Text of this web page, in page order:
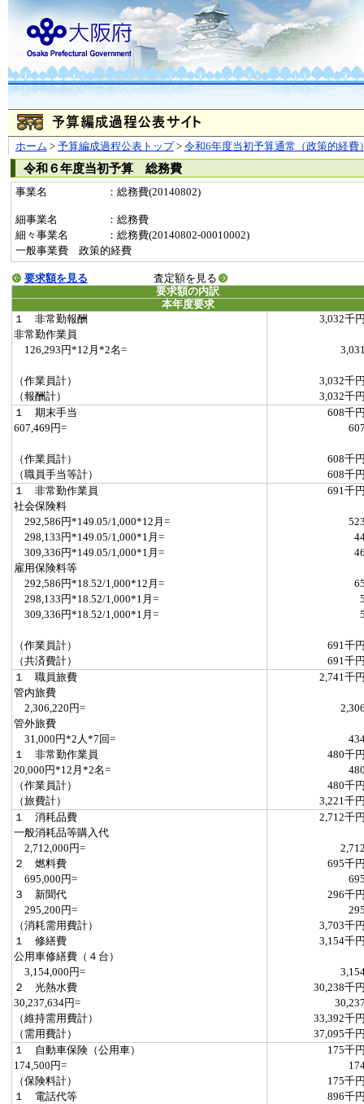
ホーム > 予算編成過程公表トップ> 令和6年度当初予算通常（政策的経費
令和６年度当初予算 総務費
事業名 ：総務費(20140802)
細事業名
：総務費
細々事業名
：総務費(20140802-00010002)
一般事業費 政策的経費
要求額を見る
査定額を見る
要求額の内訳
本年度要求
１ 非常勤報酬
3,032千
非常勤作業員
126,293円*12月*2名=
（作業員計）
3,032千
（報酬計）
3,032千
１ 期末手当
608千
607,469円=
（作業員計）
608千
（職員手当等計）
608千
１ 非常勤作業員
691千
社会保険料
292,586円*149.05/1,000*12月=
298,133円*149.05/1,000*1月=
309,336円*149.05/1,000*1月=
雇用保険料等
292,586円*18.52/1,000*12月=
298,133円*18.52/1,000*1月=
309,336円*18.52/1,000*1月=
（作業員計）
691千
（共済費計）
691千
１ 職員旅費
2,741千
管内旅費
2,306,220円=
管外旅費
31,000円*2人*7回=
１ 非常勤作業員
480千
20,000円*12月*2名=
（作業員計）
480千
（旅費計）
3,221千
１ 消耗品費
2,712千
一般消耗品等購入代
2,712,000円=
２ 燃料費
695千
695,000円=
３ 新聞代
296千
295,200円=
（消耗需用費計）
3,703千
１ 修繕費
3,154千
公用車修繕費（４台）
3,154,000円=
２ 光熱水費
30,238千
30,237,634円=
（維持需用費計）
33,392千
（需用費計）
37,095千
１ 自動車保険（公用車）
175千
174,500円=
（保険料計）
175千
１ 電話代等
896千